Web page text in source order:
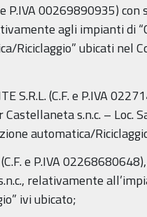
e P.IVA 00269890935)
agli impianti di
Riciclaggio” ubicati nel
S.R.L. (C.F. e P.IVA
Castellaneta s.n.c. – Loc.
automatica/
e P.IVA
relativamente
ivi ubicato;